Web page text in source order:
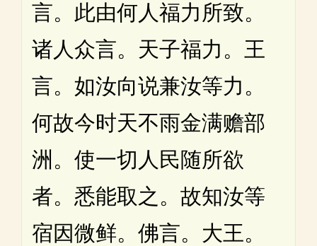
言。此由何人福力所致。
诸人众言。天子福力。王
言。如汝向说兼汝等力。
何故今时天不雨金满赡部
洲。使一切人民随所欲
者。悉能取之。故知汝等
宿因微鲜。佛言。大王。